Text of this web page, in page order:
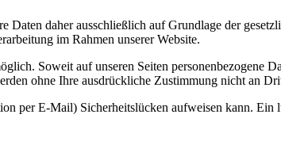
Daten daher ausschließlich auf Grundlage der
im Rahmen unserer Website.
Soweit auf unseren Seiten personenbezogene
ohne Ihre ausdrückliche Zustimmung nicht an
per E-Mail) Sicherheitslücken aufweisen kann.